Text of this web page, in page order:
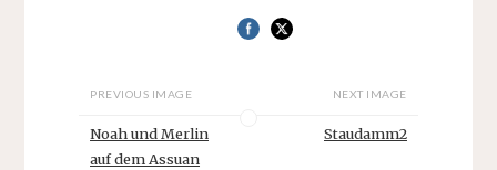
PREVIOUS IMAGE
Noah und Merlin
auf dem Assuan
NEXT IMAGE
Staudamm2